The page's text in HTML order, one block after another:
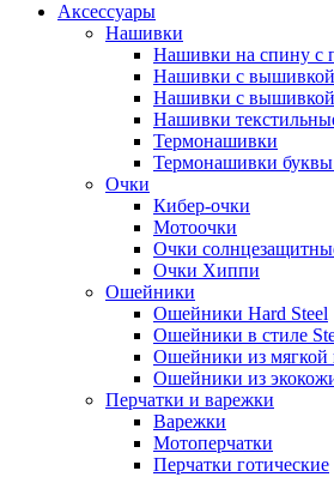
Аксессуары
Нашивки
Нашивки на спину с
Нашивки с вышивкой
Нашивки с
Нашивки
Термонашивки
Термонашивки
Очки
Кибер-очки
Мотоочки
Очки
Очки Хиппи
Ошейники
Ошейники Hard Steel
Ошейники в стиле
Ошейники из мягкой
Ошейники из
Перчатки и варежки
Варежки
Мотоперчатки
Перчатки готические